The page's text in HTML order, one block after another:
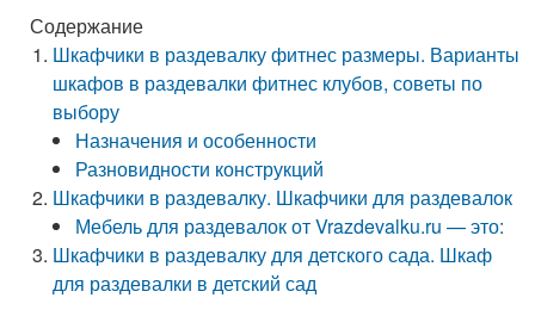
Содержание
Шкафчики в раздевалку фитнес размеры. Варианты
шкафов в раздевалки фитнес клубов, советы по
выбору
Назначения и особенности
Разновидности конструкций
Шкафчики в раздевалку. Шкафчики для раздевалок
Мебель для раздевалок от Vrazdevalku.ru — это:
Шкафчики в раздевалку для детского сада. Шкаф
для раздевалки в детский сад